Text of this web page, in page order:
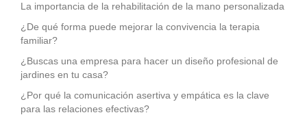
La importancia de la rehabilitación de la mano personalizada
¿De qué forma puede mejorar la convivencia la terapia
familiar?
¿Buscas una empresa para hacer un diseño profesional de
jardines en tu casa?
¿Por qué la comunicación asertiva y empática es la clave
para las relaciones efectivas?